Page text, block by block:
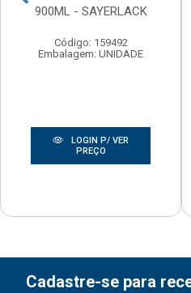
900ML - SAYERLACK
Código: 159492
Embalagem: UNIDADE
LOGIN P/ VER
PREÇO
Cadastre-se para